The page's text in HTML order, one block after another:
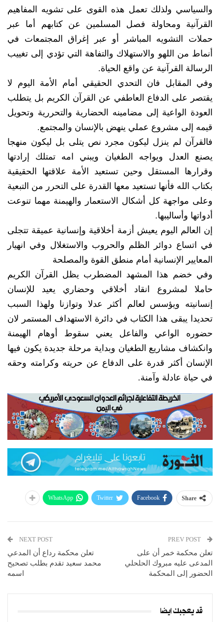
والسياسي ولذلك تعمل هذه القوى على تشويه المفاهيم
القرآنية ومحاولة فصل المسلمين عن كتابهم أما عبر
حملات التشويه المباشر أو عبر إغراق المجتمعات في
أنماط من اللهو والاستهلاك والتفاهة التي تؤدي إلى تغييب
الرسالة القرآنية عن واقع الحياة.
وفي المقابل فان التحدي الحقيقي أمام الأمة اليوم لا
يقتصر على الدفاع العاطفي عن القرآن الكريم بل يتطلب
العودة الواعية إلى مضامينه الحضارية والتحررية وتحويل
قيمه إلى مشروع عملي ينهض بالإنسان والمجتمع.
فالقرآن لم ينزل ليكون مجرد نص يتلى بل ليكون منهجا
يصنع العدل ويواجه الطغيان ويبني امه تمتلك إرادتها
وقرارها المستقل وحين تستعيد الأمة علاقتها الحقيقية
بكتاب الله فأنها تستعيد معها القدرة على التحرر من التبعية
وعلى مواجهة كل أشكال الاستعمار والهيمنة مهما تنوعت
أدواتها وأساليبها.
إن العالم اليوم يعيش أزمة أخلاقية وإنسانية عميقة تتجلى
في اتساع دوائر الظلم والحروب والاستغلال وفي انهيار
المعايير الإنسانية أمام منطق القوة والمصلحة
وفي خضم هذا المشهد المضطرب يظل القرآن الكريم
حاملا لمشروع انقاد أخلاقي وحضاري يعيد للإنسان
إنسانيته ويؤسس لعالم أكثر عدلا وتوازنا ولهذا السبب
تحديدا يبقى هذا الكتاب في دائرة الاستهداف المستمر لان
حضوره الواعي والفاعل يعني سقوط أوهام الهيمنة
وانكشاف مشاريع الطغيان وبداية مرحلة جديدة يكون فيها
الإنسان أكثر قدرة على الدفاع عن حريته وكرامته وحقه
في حياة عادلة وآمنة.
Share
Facebook
Twitter
WhatsApp
تعلن محكمة خمر أن على
المدعى عليه مبروك الحلحلي
الحضور إلى المحكمة
NEXT POST
تعلن محكمة رداع أن المدعي
محمد سعيد تقدم بطلب تصحيح
اسمه
قد يعجبك ايضا